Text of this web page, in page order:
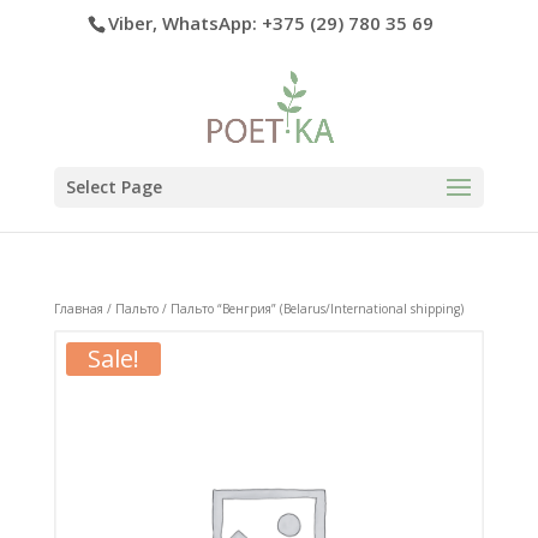
Viber, WhatsApp: +375 (29) 780 35 69
Select Page
Главная / Пальто/ Пальто “Венгрия” (Belarus/International shipping)
Sale!